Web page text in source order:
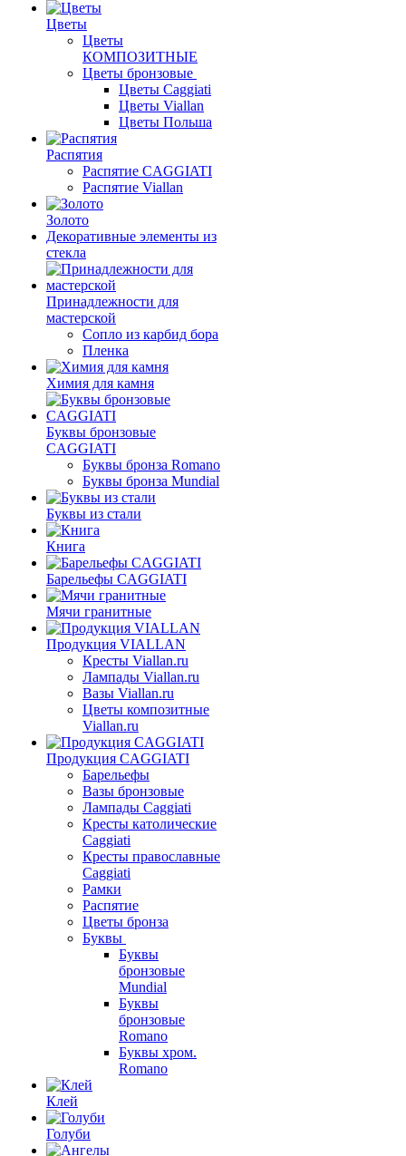
Цветы
Цветы
КОМПОЗИТНЫЕ
Цветы бронзовые
Цветы Caggiati
Цветы Viallan
Цветы Польша
Распятия
Распятие CAGGIATI
Распятие Viallan
Золото
Декоративные элементы из
стекла
Принадлежности для
мастерской
Сопло из карбид бора
Пленка
Химия для камня
Буквы бронзовые
CAGGIATI
Буквы бронза Romano
Буквы бронза Mundial
Буквы из стали
Книга
Барельефы CAGGIATI
Мячи гранитные
Продукция VIALLAN
Кресты Viallan.ru
Лампады Viallan.ru
Вазы Viallan.ru
Цветы композитные
Viallan.ru
Продукция CAGGIATI
Барельефы
Вазы бронзовые
Лампады Caggiati
Кресты католические
Caggiati
Кресты православные
Caggiati
Рамки
Распятие
Цветы бронза
Буквы
Буквы
бронзовые
Mundial
Буквы
бронзовые
Romano
Буквы хром.
Romano
Клей
Голуби